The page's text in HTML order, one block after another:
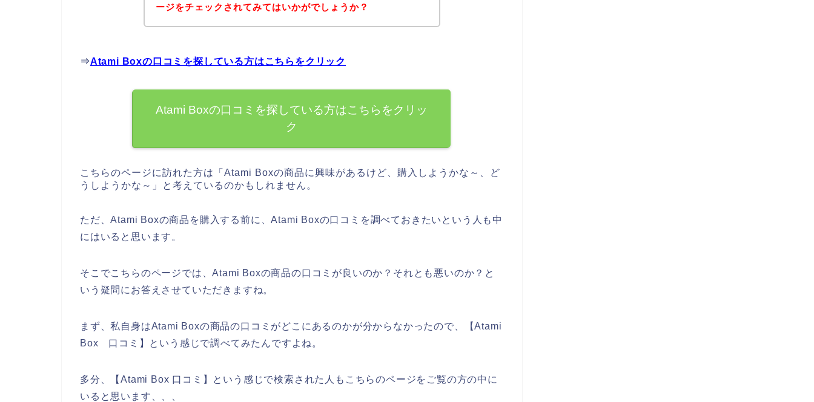
ージをチェックされてみてはいかがでしょうか？
⇒Atami Boxの口コミを探している方はこちらをクリック
Atami Boxの口コミを探している方はこちらをクリッ
ク
こちらのページに訪れた方は「Atami Boxの商品に興味があるけど、購入しようかな～、ど
うしようかな～」と考えているのかもしれません。
ただ、Atami Boxの商品を購入する前に、Atami Boxの口コミを調べておきたいという人も中
にはいると思います。
そこでこちらのページでは、Atami Boxの商品の口コミが良いのか？それとも悪いのか？と
いう疑問にお答えさせていただきますね。
まず、私自身はAtami Boxの商品の口コミがどこにあるのかが分からなかったので、【Atami
Box 口コミ】という感じで調べてみたんですよね。
多分、【Atami Box 口コミ】という感じで検索された人もこちらのページをご覧の方の中に
いると思います、、、